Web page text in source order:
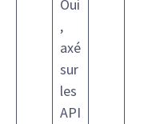
Oui
,
axé
sur
les
API